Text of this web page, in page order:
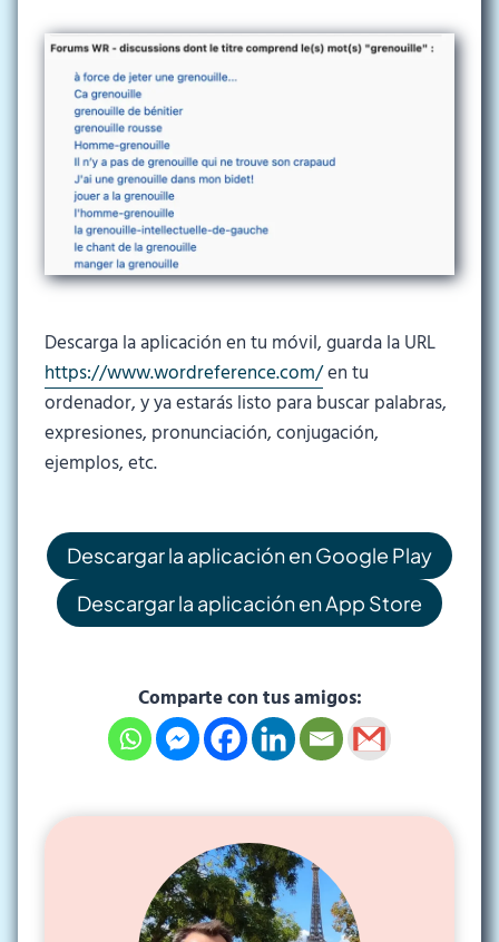
Descarga la aplicación en tu móvil, guarda la URL
https://www.wordreference.com/en tu
ordenador, y ya estarás listo para buscar palabras,
expresiones, pronunciación, conjugación,
ejemplos, etc.
Descargar la aplicación en Google Play
Descargar la aplicación en App Store
Comparte con tus amigos: